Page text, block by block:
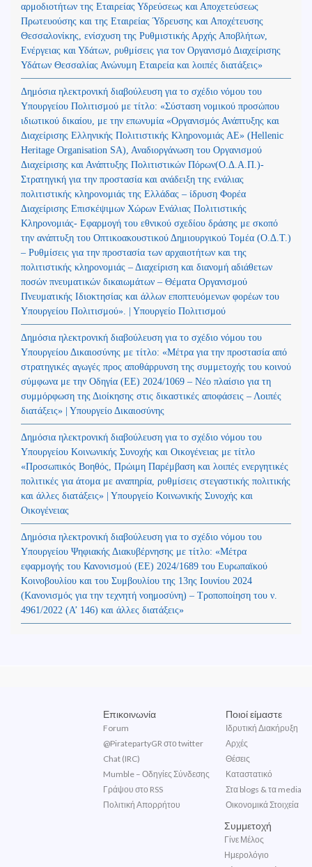
αρμοδιοτήτων της Εταιρείας Υδρεύσεως και Αποχετεύσεως
Πρωτευούσης και της Εταιρείας Ύδρευσης και Αποχέτευσης
Θεσσαλονίκης, ενίσχυση της Ρυθμιστικής Αρχής Αποβλήτων,
Ενέργειας και Υδάτων, ρυθμίσεις για τον Οργανισμό Διαχείρισης
Υδάτων Θεσσαλίας Ανώνυμη Εταιρεία και λοιπές διατάξεις»
Δημόσια ηλεκτρονική διαβούλευση για το σχέδιο νόμου του
Υπουργείου Πολιτισμού με τίτλο: «Σύσταση νομικού προσώπου
ιδιωτικού δικαίου, με την επωνυμία «Οργανισμός Ανάπτυξης και
Διαχείρισης Ελληνικής Πολιτιστικής Κληρονομιάς ΑΕ» (Hellenic
Heritage Organisation SA), Αναδιοργάνωση του Οργανισμού
Διαχείρισης και Ανάπτυξης Πολιτιστικών Πόρων(Ο.Δ.Α.Π.)-
Στρατηγική για την προστασία και ανάδειξη της ενάλιας
πολιτιστικής κληρονομιάς της Ελλάδας – ίδρυση Φορέα
Διαχείρισης Επισκέψιμων Χώρων Ενάλιας Πολιτιστικής
Κληρονομιάς- Εφαρμογή του εθνικού σχεδίου δράσης με σκοπό
την ανάπτυξη του Οπτικοακουστικού Δημιουργικού Τομέα (Ο.Δ.Τ.)
– Ρυθμίσεις για την προστασία των αρχαιοτήτων και της
πολιτιστικής κληρονομιάς – Διαχείριση και διανομή αδιάθετων
ποσών πνευματικών δικαιωμάτων – Θέματα Οργανισμού
Πνευματικής Ιδιοκτησίας και άλλων εποπτευόμενων φορέων του
Υπουργείου Πολιτισμού». | Υπουργείο Πολιτισμού
Δημόσια ηλεκτρονική διαβούλευση για το σχέδιο νόμου του
Υπουργείου Δικαιοσύνης με τίτλο: «Μέτρα για την προστασία από
στρατηγικές αγωγές προς αποθάρρυνση της συμμετοχής του κοινού
σύμφωνα με την Οδηγία (ΕΕ) 2024/1069 – Νέο πλαίσιο για τη
συμμόρφωση της Διοίκησης στις δικαστικές αποφάσεις – Λοιπές
διατάξεις» | Υπουργείο Δικαιοσύνης
Δημόσια ηλεκτρονική διαβούλευση για το σχέδιο νόμου του
Υπουργείου Κοινωνικής Συνοχής και Οικογένειας με τίτλο
«Προσωπικός Βοηθός, Πρώιμη Παρέμβαση και λοιπές ενεργητικές
πολιτικές για άτομα με αναπηρία, ρυθμίσεις στεγαστικής πολιτικής
και άλλες διατάξεις» | Υπουργείο Κοινωνικής Συνοχής και
Οικογένειας
Δημόσια ηλεκτρονική διαβούλευση για το σχέδιο νόμου του
Υπουργείου Ψηφιακής Διακυβέρνησης με τίτλο: «Μέτρα
εφαρμογής του Κανονισμού (ΕΕ) 2024/1689 του Ευρωπαϊκού
Κοινοβουλίου και του Συμβουλίου της 13ης Ιουνίου 2024
(Kανονισμός για την τεχνητή νοημοσύνη) – Τροποποίηση του ν.
4961/2022 (Α’ 146) και άλλες διατάξεις»
Επικοινωνία
Forum
@PiratepartyGR στο twitter
Chat (IRC)
Mumble – Οδηγίες Σύνδεσης
Γράψου στο RSS
Πολιτική Απορρήτου
Ποιοί είμαστε
Ιδρυτική Διακήρυξη
Αρχές
Θέσεις
Καταστατικό
Στα blogs & τα media
Οικονομικά Στοιχεία
Συμμετοχή
Γίνε Μέλος
Ημερολόγιο